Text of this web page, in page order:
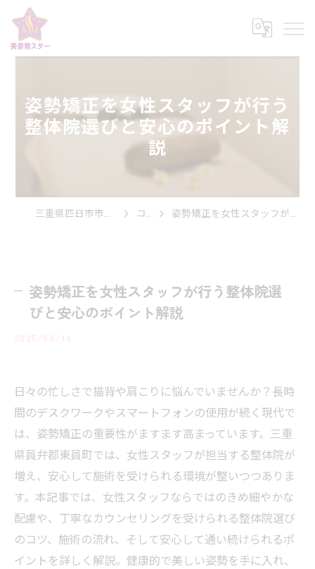
姿勢矯正を女性スタッフが行う
整体院選びと安心のポイント解
説
三重県四日市市の整体なら美姿勢スター コラム 姿勢矯正を女性スタッフが行う整体院選びと安心のポイント解説
姿勢矯正を女性スタッフが行う整体院選
びと安心のポイント解説
2025/08/14
日々の忙しさで猫背や肩こりに悩んでいませんか？長時
間のデスクワークやスマートフォンの使用が続く現代で
は、姿勢矯正の重要性がますます高まっています。三重
県員弁郡東員町では、女性スタッフが担当する整体院が
増え、安心して施術を受けられる環境が整いつつありま
す。本記事では、女性スタッフならではのきめ細やかな
配慮や、丁寧なカウンセリングを受けられる整体院選び
のコツ、施術の流れ、そして安心して通い続けられるポ
イントを詳しく解説。健康的で美しい姿勢を手に入れ、